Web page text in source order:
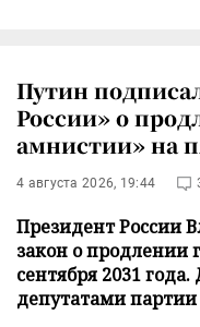
Путин
России» о
амнистии» на
4 августа 2026, 19:44
Президент России
закон о продлении
сентября 2031
депутатами партии